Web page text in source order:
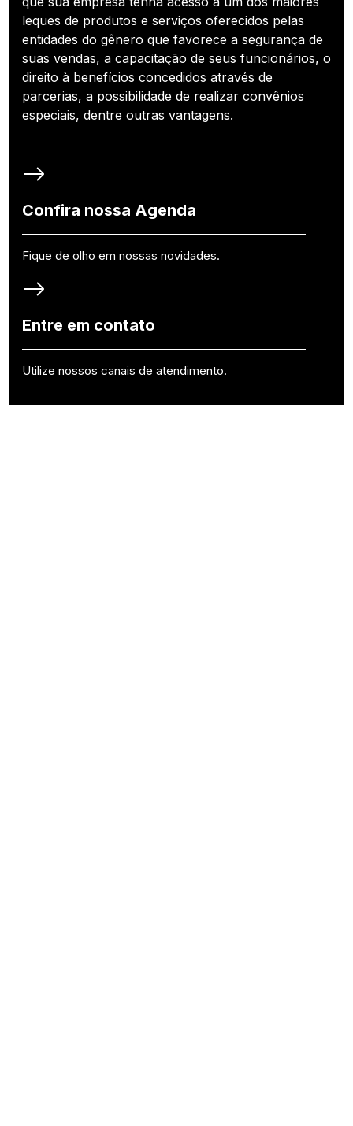
leques de produtos e serviços oferecidos pelas
entidades do gênero que favorece a segurança de
suas vendas, a capacitação de seus funcionários, o
direito à benefícios concedidos através de
parcerias, a possibilidade de realizar convênios
especiais, dentre outras vantagens.
Confira nossa Agenda
Fique de olho em nossas novidades.
Entre em contato
Utilize nossos canais de atendimento.